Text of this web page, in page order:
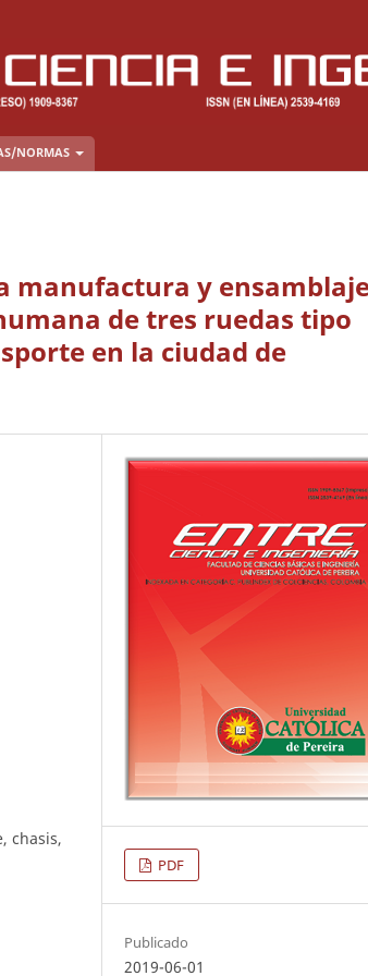
NORMAS
manufactura y
de tres ruedas tipo
en la ciudad de
chasis,
PDF
Publicado
2019-06-01